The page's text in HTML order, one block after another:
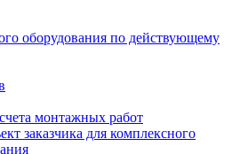
оборудования по действующему
монтажных работ
заказчика для комплексного